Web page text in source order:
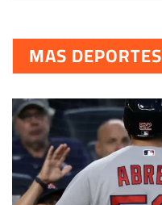
MAS DEPORTES